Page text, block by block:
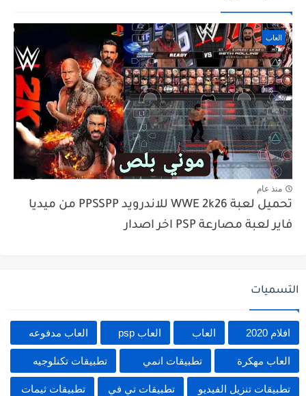
العاب
منذ عام
تحميل لعبة WWE 2k26 للاندرويد PPSSPP من ميديا
فاير لعبة مصارعة PSP اخر اصدار
التسميات
افلام 2020 العاب العاب psp العاب مدفوعه
العاب مهكرة تطبيقات انمي تطبيقات تكنلوجيه
تطبيقات تنزيل الفيديو تطبيقات تي في تطبيقات ثيمات